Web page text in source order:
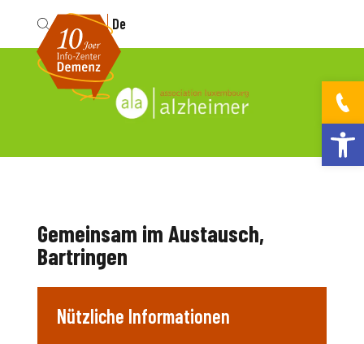
Fr De
Gemeinsam im Austausch,
Bartringen
Nützliche Informationen